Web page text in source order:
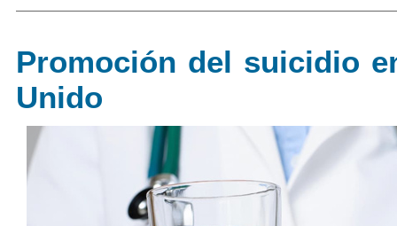
Promoción del suicidio
Unido